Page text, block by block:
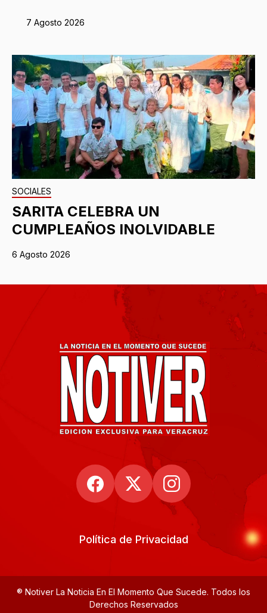
7 Agosto 2026
SOCIALES
SARITA CELEBRA UN
CUMPLEAÑOS INOLVIDABLE
6 Agosto 2026
Política de Privacidad
® Notiver La Noticia En El Momento Que Sucede. Todos los
Derechos Reservados